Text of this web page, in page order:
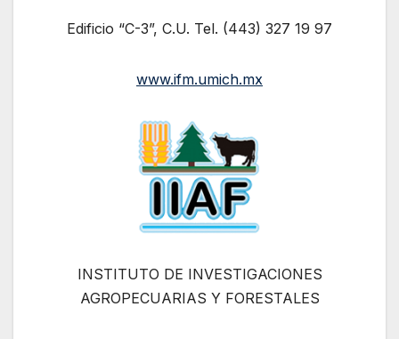
Edificio “C-3”, C.U. Tel. (443) 327 19 97
www.ifm.umich.mx
INSTITUTO DE INVESTIGACIONES
AGROPECUARIAS Y FORESTALES